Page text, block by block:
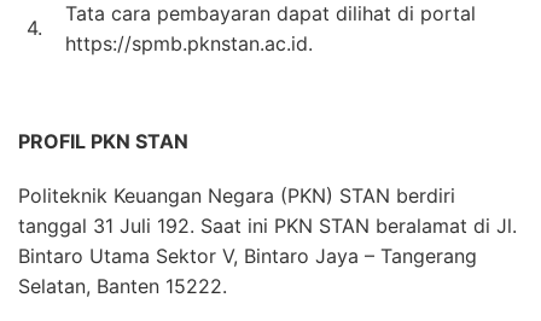
4.
Tata cara pembayaran dapat dilihat di portal
https://spmb.pknstan.ac.id.
PROFIL PKN STAN
Politeknik Keuangan Negara (PKN) STAN berdiri
tanggal 31 Juli 192. Saat ini PKN STAN beralamat di Jl.
Bintaro Utama Sektor V, Bintaro Jaya – Tangerang
Selatan, Banten 15222.